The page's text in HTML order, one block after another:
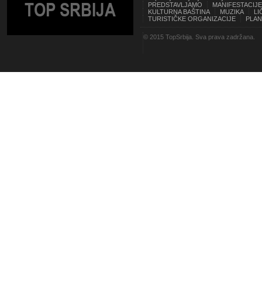
TOP SRBIJA
PREDSTAVLJAMO
MANIFESTACIJE
KULTURNA BAŠTINA
MUZIKA
TURISTIČKE ORGANIZACIJE
© 2015 TopSrbija. Sva prava zadržana.